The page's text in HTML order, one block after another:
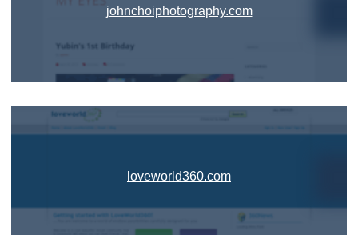
johnchoiphotography.com
loveworld360.com